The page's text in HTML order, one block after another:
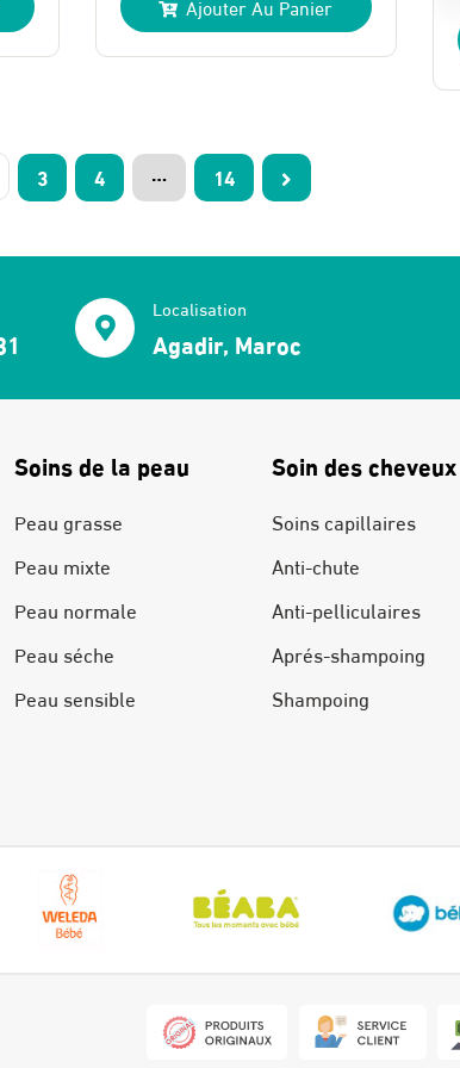
initial
était :
actuel
est :
Ajouter Au Panier
3 4 … 14
Localisation
Agadir, Maroc
Soins de la peau
Peau grasse
Peau mixte
Peau normale
Peau séche
Peau sensible
Soin des cheveux
Soins capillaires
Anti-chute
Anti-pelliculaires
Aprés-shampoing
Shampoing